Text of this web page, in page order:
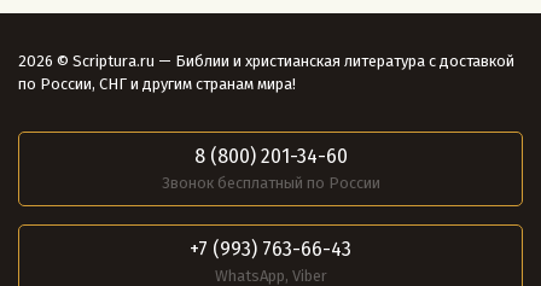
2026 © Scriptura.ru — Библии и христианская литература с доставкой
по России, СНГ и другим странам мира!
8 (800) 201-34-60
Звонок бесплатный по России
+7 (993) 763-66-43
WhatsApp, Viber